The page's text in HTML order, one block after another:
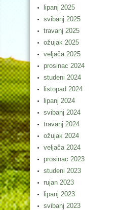
lipanj 2025
svibanj 2025
travanj 2025
ožujak 2025
veljača 2025
prosinac 2024
studeni 2024
listopad 2024
lipanj 2024
svibanj 2024
travanj 2024
ožujak 2024
veljača 2024
prosinac 2023
studeni 2023
rujan 2023
lipanj 2023
svibanj 2023